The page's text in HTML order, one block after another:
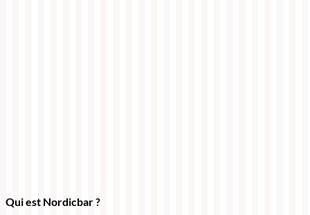
Qui est Nordicbar ?